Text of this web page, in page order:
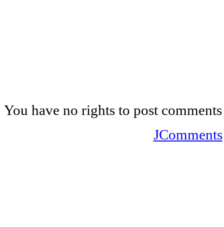
You have no rights to post comments
JComments